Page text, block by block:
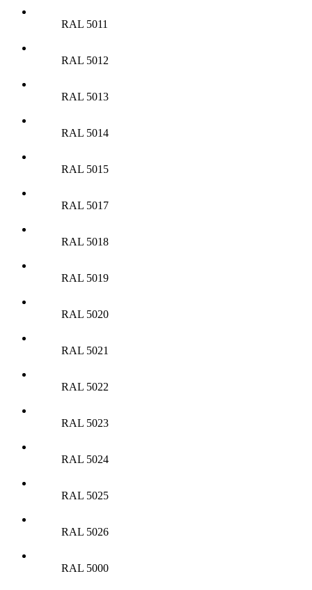
RAL 5011
RAL 5012
RAL 5013
RAL 5014
RAL 5015
RAL 5017
RAL 5018
RAL 5019
RAL 5020
RAL 5021
RAL 5022
RAL 5023
RAL 5024
RAL 5025
RAL 5026
RAL 5000